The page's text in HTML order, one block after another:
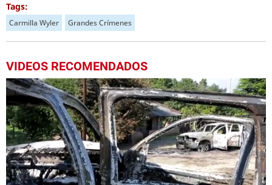
Tags:
Carmilla Wyler Grandes Crímenes
VIDEOS RECOMENDADOS